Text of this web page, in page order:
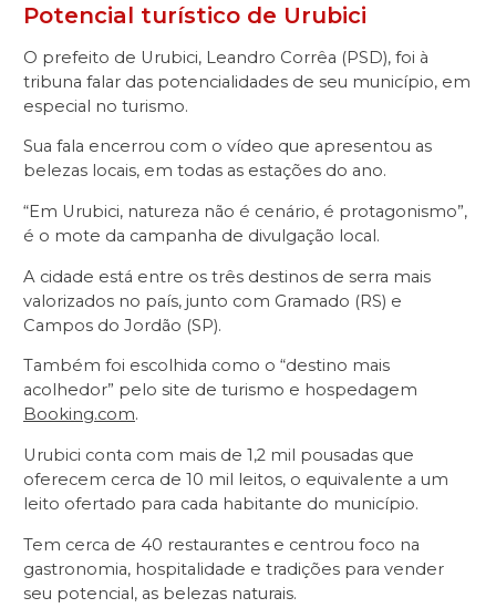
Potencial turístico de Urubici
O prefeito de Urubici, Leandro Corrêa (PSD), foi à
tribuna falar das potencialidades de seu município, em
especial no turismo.
Sua fala encerrou com o vídeo que apresentou as
belezas locais, em todas as estações do ano.
“Em Urubici, natureza não é cenário, é protagonismo”,
é o mote da campanha de divulgação local.
A cidade está entre os três destinos de serra mais
valorizados no país, junto com Gramado (RS) e
Campos do Jordão (SP).
Também foi escolhida como o “destino mais
acolhedor” pelo site de turismo e hospedagem
Booking.com.
Urubici conta com mais de 1,2 mil pousadas que
oferecem cerca de 10 mil leitos, o equivalente a um
leito ofertado para cada habitante do município.
Tem cerca de 40 restaurantes e centrou foco na
gastronomia, hospitalidade e tradições para vender
seu potencial, as belezas naturais.